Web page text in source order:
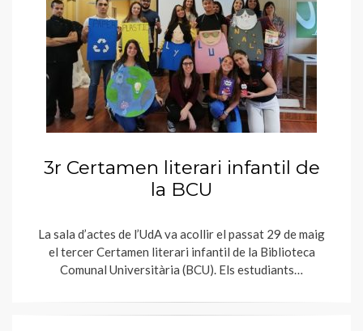
3r Certamen literari infantil de
la BCU
La sala d’actes de l’UdA va acollir el passat 29 de maig
el tercer Certamen literari infantil de la Biblioteca
Comunal Universitària (BCU). Els estudiants…